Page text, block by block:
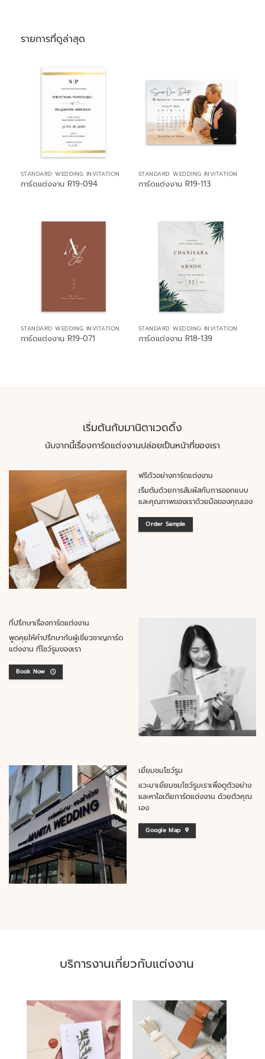
รายการที่ดูล่าสุด
STANDARD WEDDING INVITATION
การ์ดแต่งงาน R19-094
STANDARD WEDDING INVITATION
การ์ดแต่งงาน R19-113
STANDARD WEDDING INVITATION
การ์ดแต่งงาน R19-071
STANDARD WEDDING INVITATION
การ์ดแต่งงาน R18-139
เริ่มต้นกับมานิตาเวดดิ้ง
นับจากนี้เรื่องการ์ดแต่งงานปล่อยเป็นหน้าที่ของเรา
ฟรีตัวอย่างการ์ดแต่งงาน
เริ่มต้นด้วยการสัมผัสกับการออกแบบ
และคุณภาพของเราด้วยมือของคุณเอง
Order Sample
ที่ปรึกษาเรื่องการ์ดแต่งงาน
พูดคุยให้คำปรึกษากับผู้เชี่ยวชาญการ์ด
แต่งงาน ที่โชว์รูมของเรา
Book Now
เยี่ยมชมโชว์รูม
แวะมาเยี่ยมชมโชว์รูมเราเพื่อดูตัวอย่าง
และหาไอเดียการ์ดแต่งงาน ด้วยตัวคุณ
เอง
Google Map
บริการงานเกี่ยวกับแต่งงาน